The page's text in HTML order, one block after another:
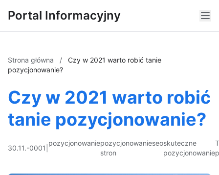
Portal Informacyjny
Strona główna /
Czy w 2021 warto robić tanie
pozycjonowanie?
Czy w 2021 warto robić
tanie pozycjonowanie?
30.11.-0001
pozycjonowaniepozycjonowanie
stron
seoskuteczne
pozycjonowanie